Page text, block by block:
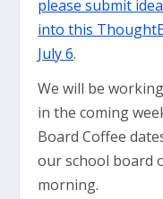
please submit
into this
July 6.
We will be
in the coming
Board Coffee
our school board
morning.